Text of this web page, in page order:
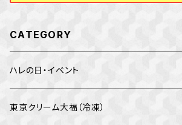
CATEGORY
ハレの日・イベント
バレンタイン
東京クリーム大福（冷凍）